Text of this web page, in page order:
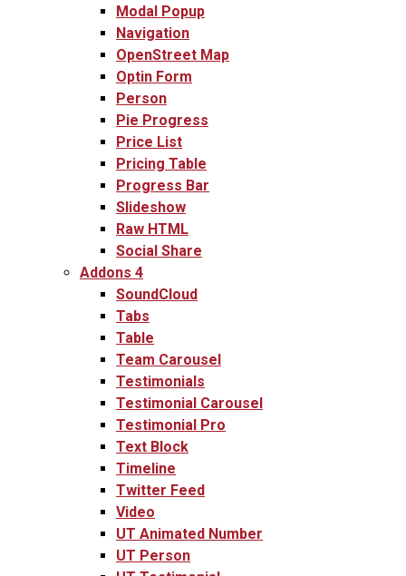
Modal Popup
Navigation
OpenStreet Map
Optin Form
Person
Pie Progress
Price List
Pricing Table
Progress Bar
Slideshow
Raw HTML
Social Share
Addons 4
SoundCloud
Tabs
Table
Team Carousel
Testimonials
Testimonial Carousel
Testimonial Pro
Text Block
Timeline
Twitter Feed
Video
UT Animated Number
UT Person